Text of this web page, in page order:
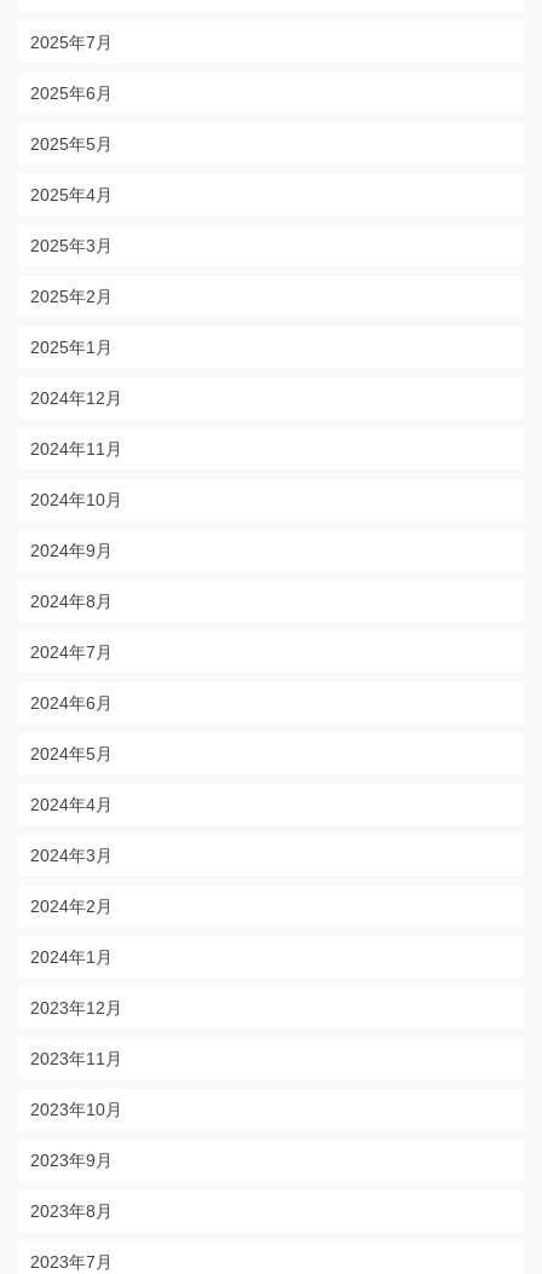
2025年7月
2025年6月
2025年5月
2025年4月
2025年3月
2025年2月
2025年1月
2024年12月
2024年11月
2024年10月
2024年9月
2024年8月
2024年7月
2024年6月
2024年5月
2024年4月
2024年3月
2024年2月
2024年1月
2023年12月
2023年11月
2023年10月
2023年9月
2023年8月
2023年7月